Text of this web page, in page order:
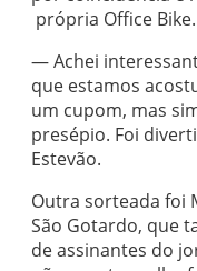
própria Office Bike.
— Achei
que estamos
um cupom, mas
presépio. Foi
Estevão.
Outra sorteada foi
São Gotardo, que
de assinantes do